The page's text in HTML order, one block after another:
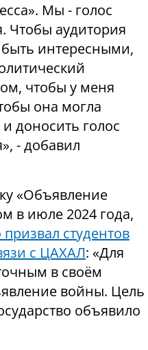
Мы - голос
Чтобы аудитория
интересными,
чтобы у меня
она могла
доносить голос
- добавил
«Объявление
в июле 2024 года,
студентов
с ЦАХАЛ: «Для
в своём
войны. Цель
объявило